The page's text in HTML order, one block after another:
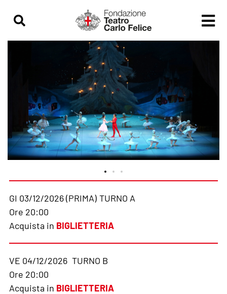
GI 03/12/2026 (PRIMA) TURNO A
Ore 20:00
Acquista in BIGLIETTERIA
VE 04/12/2026 TURNO B
Ore 20:00
Acquista in BIGLIETTERIA